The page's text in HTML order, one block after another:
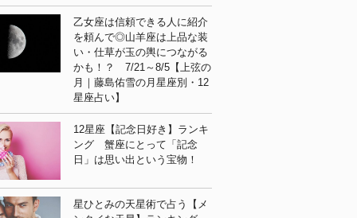
乙女座は信頼できる人に紹介
を頼んで◎山羊座は上品な装
い・仕草が玉の輿につながる
かも！？ 7/21～8/5【上弦の
月｜藤島佑雪の月星座別・12
星座占い】
12星座【記念日好き】ランキ
ング 蟹座にとって「記念
日」は思い出という宝物！
星ひとみの天星術で占う【メ